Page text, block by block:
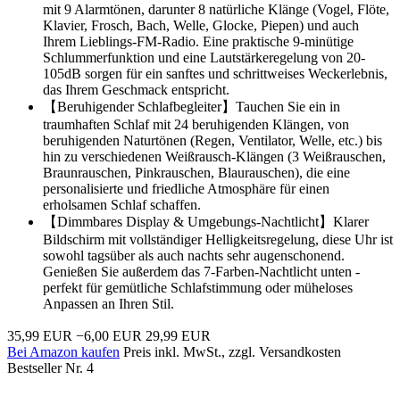
mit 9 Alarmtönen, darunter 8 natürliche Klänge (Vogel, Flöte,
Klavier, Frosch, Bach, Welle, Glocke, Piepen) und auch
Ihrem Lieblings-FM-Radio. Eine praktische 9-minütige
Schlummerfunktion und eine Lautstärkeregelung von 20-
105dB sorgen für ein sanftes und schrittweises Weckerlebnis,
das Ihrem Geschmack entspricht.
【Beruhigender Schlafbegleiter】Tauchen Sie ein in
traumhaften Schlaf mit 24 beruhigenden Klängen, von
beruhigenden Naturtönen (Regen, Ventilator, Welle, etc.) bis
hin zu verschiedenen Weißrausch-Klängen (3 Weißrauschen,
Braunrauschen, Pinkrauschen, Blaurauschen), die eine
personalisierte und friedliche Atmosphäre für einen
erholsamen Schlaf schaffen.
【Dimmbares Display & Umgebungs-Nachtlicht】Klarer
Bildschirm mit vollständiger Helligkeitsregelung, diese Uhr ist
sowohl tagsüber als auch nachts sehr augenschonend.
Genießen Sie außerdem das 7-Farben-Nachtlicht unten -
perfekt für gemütliche Schlafstimmung oder müheloses
Anpassen an Ihren Stil.
35,99 EUR −6,00 EUR 29,99 EUR
Bei Amazon kaufen Preis inkl. MwSt., zzgl. Versandkosten
Bestseller Nr. 4